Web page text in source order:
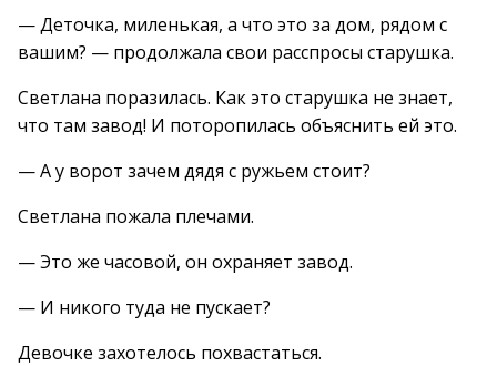
— Деточка, миленькая, а что это за дом, рядом с
вашим? — продолжала свои расспросы старушка.
Светлана поразилась. Как это старушка не знает,
что там завод! И поторопилась объяснить ей это.
— А у ворот зачем дядя с ружьем стоит?
Светлана пожала плечами.
— Это же часовой, он охраняет завод.
— И никого туда не пускает?
Девочке захотелось похвастаться.